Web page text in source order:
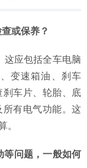
或保养？
这应包括全车电脑
变速箱油、刹车
车片、轮胎、底
所有电气功能。这
。
等问题，一般如何